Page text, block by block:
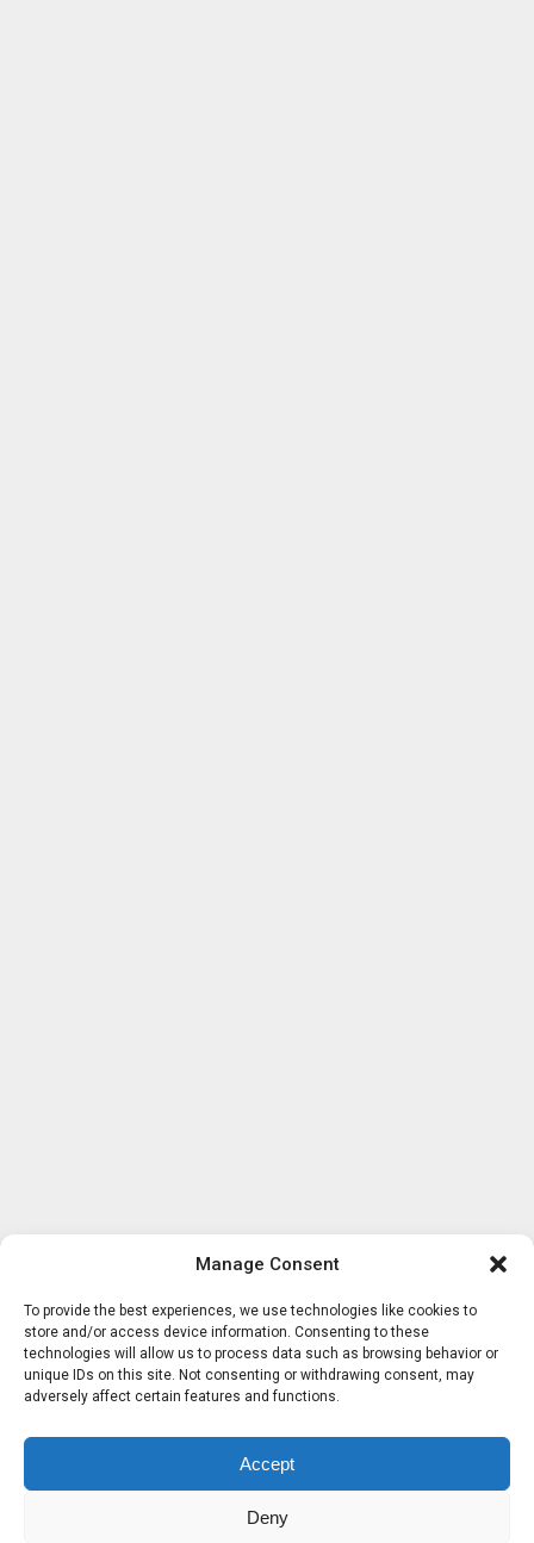
Manage Consent
To provide the best experiences, we use technologies like cookies to
store and/or access device information. Consenting to these
technologies will allow us to process data such as browsing behavior or
unique IDs on this site. Not consenting or withdrawing consent, may
adversely affect certain features and functions.
Accept
Deny